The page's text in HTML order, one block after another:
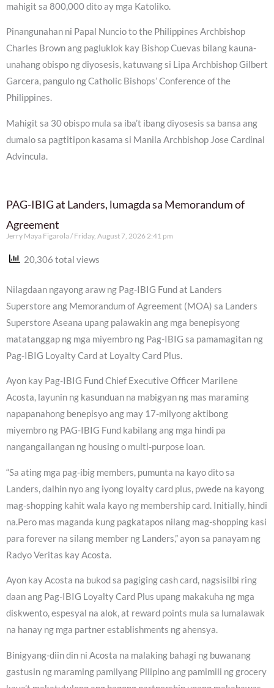
mahigit sa 800,000 dito ay mga Katoliko.
Pinangunahan ni Papal Nuncio to the Philippines Archbishop
Charles Brown ang pagluklok kay Bishop Cuevas bilang kauna-
unahang obispo ng diyosesis, katuwang si Lipa Archbishop Gilbert
Garcera, pangulo ng Catholic Bishops’ Conference of the
Philippines.
Mahigit sa 30 obispo mula sa iba’t ibang diyosesis sa bansa ang
dumalo sa pagtitipon kasama si Manila Archbishop Jose Cardinal
Advincula.
PAG-IBIG at Landers, lumagda sa Memorandum of
Agreement
Jerry Maya Figarola Friday, August 7, 2026 2:41 pm
20,306 total views
Nilagdaan ngayong araw ng Pag-IBIG Fund at Landers
Superstore ang Memorandum of Agreement (MOA) sa Landers
Superstore Aseana upang palawakin ang mga benepisyong
matatanggap ng mga miyembro ng Pag-IBIG sa pamamagitan ng
Pag-IBIG Loyalty Card at Loyalty Card Plus.
Ayon kay Pag-IBIG Fund Chief Executive Officer Marilene
Acosta, layunin ng kasunduan na mabigyan ng mas maraming
napapanahong benepisyo ang may 17-milyong aktibong
miyembro ng PAG-IBIG Fund kabilang ang mga hindi pa
nangangailangan ng housing o multi-purpose loan.
“Sa ating mga pag-ibig members, pumunta na kayo dito sa
Landers, dalhin nyo ang iyong loyalty card plus, pwede na kayong
mag-shopping kahit wala kayo ng membership card. Initially, hindi
na.Pero mas maganda kung pagkatapos nilang mag-shopping kasi
para forever na silang member ng Landers,” ayon sa panayam ng
Radyo Veritas kay Acosta.
Ayon kay Acosta na bukod sa pagiging cash card, nagsisilbi ring
daan ang Pag-IBIG Loyalty Card Plus upang makakuha ng mga
diskwento, espesyal na alok, at reward points mula sa lumalawak
na hanay ng mga partner establishments ng ahensya.
Binigyang-diin din ni Acosta na malaking bahagi ng buwanang
gastusin ng maraming pamilyang Pilipino ang pamimili ng grocery